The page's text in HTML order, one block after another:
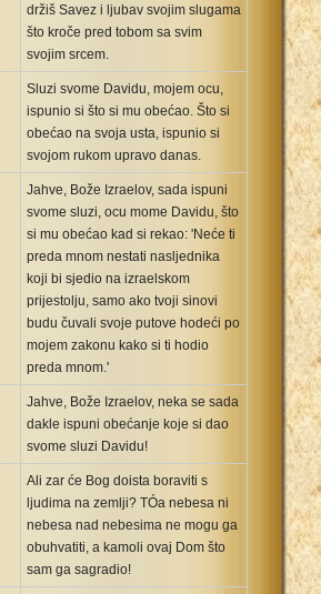
držiš Savez i ljubav svojim slugama
što kroče pred tobom sa svim
svojim srcem.
Sluzi svome Davidu, mojem ocu,
ispunio si što si mu obećao. Što si
obećao na svoja usta, ispunio si
svojom rukom upravo danas.
Jahve, Bože Izraelov, sada ispuni
svome sluzi, ocu mome Davidu, što
si mu obećao kad si rekao: 'Neće ti
preda mnom nestati nasljednika
koji bi sjedio na izraelskom
prijestolju, samo ako tvoji sinovi
budu čuvali svoje putove hodeći po
mojem zakonu kako si ti hodio
preda mnom.'
Jahve, Bože Izraelov, neka se sada
dakle ispuni obećanje koje si dao
svome sluzi Davidu!
Ali zar će Bog doista boraviti s
ljudima na zemlji? TÓa nebesa ni
nebesa nad nebesima ne mogu ga
obuhvatiti, a kamoli ovaj Dom što
sam ga sagradio!